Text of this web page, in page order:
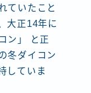
ていたこと
大正14年に
ン」 と正
冬ダイコン
していま